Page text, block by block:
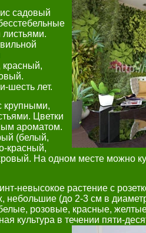
садовый
красный,
шесть лет.
крупными,
Цветки
ароматом.
(белый,
красный,
На одном месте можно
невысокое растение с
небольшие (до 2-3 см в
розовые, красные,
культура в течении пяти-